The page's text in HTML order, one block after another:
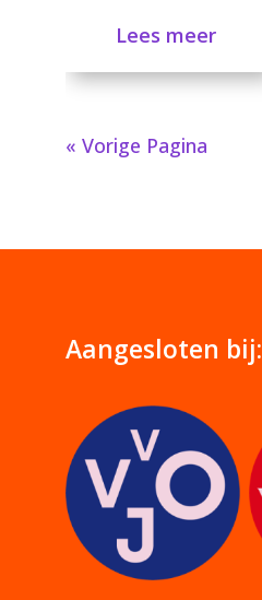
Lees meer
« Vorige Pagina
Aangesloten bij: